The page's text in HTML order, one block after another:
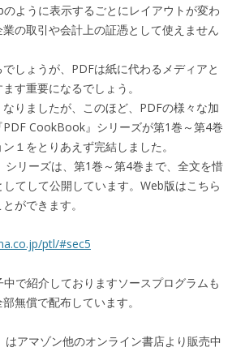
ように表示するごとにレイアウトが変わ
の取引や会計上の証憑として使えません
しょうが、PDFは紙に代わるメディアと
す重要になるでしょう。
りましたが、このほど、 PDFの様々な加
CookBook』シリーズが第1巻～第4巻
１をとりあえず完結しました。
シリーズは、第1巻～第4巻まで、全文を惜
してして公開しています。Web版はこちら
ができます。
ptl/#sec5
で紹介しておりますソースプログラムも
無償で配布しています。
はアマゾン他のオンライン書店より販売中